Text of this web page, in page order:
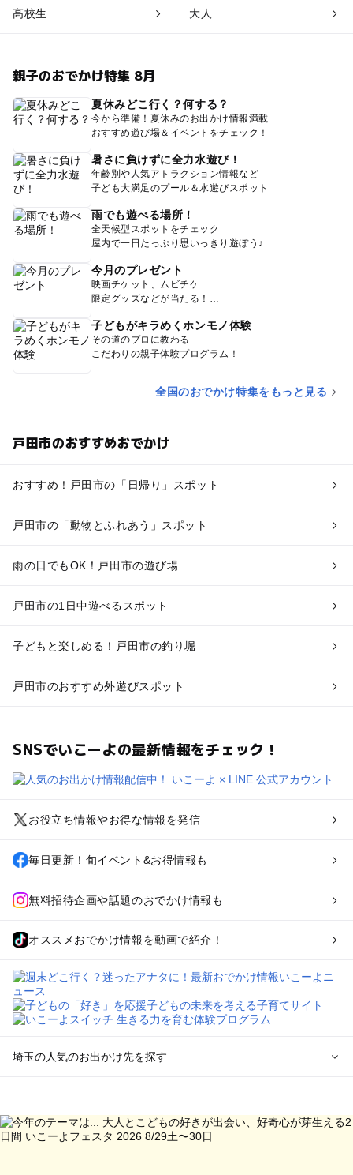
高校生 大人
親子のおでかけ特集 8月
夏休みどこ行く？何する？
今から準備！夏休みのお出かけ情報満載
おすすめ遊び場＆イベントをチェック！
暑さに負けずに全力水遊び！
年齢別や人気アトラクション情報など
子ども大満足のプール＆水遊びスポット
雨でも遊べる場所！
全天候型スポットをチェック
屋内で一日たっぷり思いっきり遊ぼう♪
今月のプレゼント
映画チケット、ムビチケ
限定グッズなどが当たる！
子どもがキラめくホンモノ体験
その道のプロに教わる
こだわりの親子体験プログラム！
全国のおでかけ特集をもっと見る
戸田市のおすすめおでかけ
おすすめ！戸田市の「日帰り」スポット
戸田市の「動物とふれあう」スポット
雨の日でもOK！戸田市の遊び場
戸田市の1日中遊べるスポット
子どもと楽しめる！戸田市の釣り堀
戸田市のおすすめ外遊びスポット
SNSでいこーよの最新情報をチェック！
お役立ち情報やお得な情報を発信
毎日更新！旬イベント&お得情報も
無料招待企画や話題のおでかけ情報も
オススメおでかけ情報を動画で紹介！
埼玉の人気のお出かけ先を探す
を探す
川越・所沢・入間・新座のプールお出かけ